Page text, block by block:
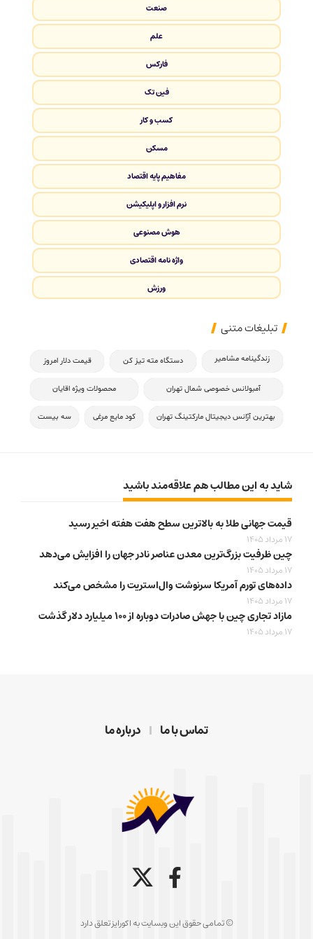
صنعت
علم
فارکس
فین تک
کسب و کار
مسکن
مفاهیم پایه اقتصاد
نرم افزار و اپلیکیشن
هوش مصنوعی
واژه نامه اقتصادی
ورزش
تبلیغات متنی
زندگینامه مشاهیر دستگاه مته تیز کن قیمت دلار امروز
آمبولانس خصوصی شمال تهران محصولات ویژه اقایان
بهترین آژانس دیجیتال مارکتینگ تهران کود مایع مرغی سه بیست
شاید به این مطالب هم علاقه‌مند باشید
قیمت جهانی طلا به بالاترین سطح هفت هفته اخیر رسید
17 مرداد 1405
چین ظرفیت بزرگ‌ترین معدن عناصر نادر جهان را افزایش می‌دهد
17 مرداد 1405
داده‌های تورم آمریکا سرنوشت وال‌استریت را مشخص می‌کند
17 مرداد 1405
مازاد تجاری چین با جهش صادرات دوباره از ۱۰۰ میلیارد دلار گذشت
17 مرداد 1405
تماس با ما درباره ما
© تمامی حقوق این وبسایت به اکورایز تعلق دارد